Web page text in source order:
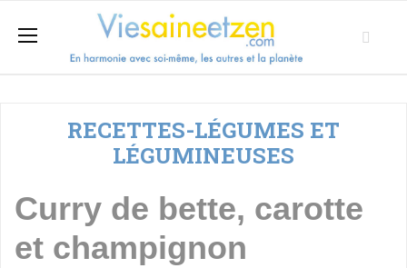
RECETTES-LÉGUMES ET
LÉGUMINEUSES
Curry de bette, carotte
et champignon